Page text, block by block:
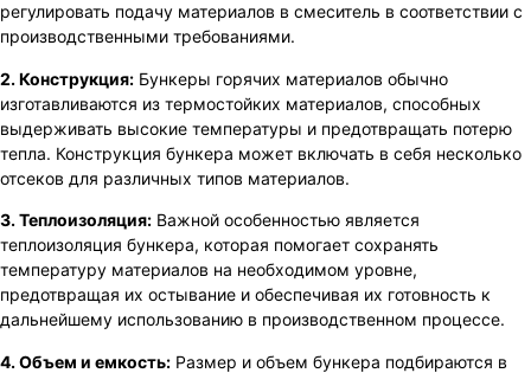
регулировать подачу материалов в смеситель в соответствии с
производственными требованиями.
2. Конструкция: Бункеры горячих материалов обычно
изготавливаются из термостойких материалов, способных
выдерживать высокие температуры и предотвращать потерю
тепла. Конструкция бункера может включать в себя несколько
отсеков для различных типов материалов.
3. Теплоизоляция: Важной особенностью является
теплоизоляция бункера, которая помогает сохранять
температуру материалов на необходимом уровне,
предотвращая их остывание и обеспечивая их готовность к
дальнейшему использованию в производственном процессе.
4. Объем и емкость: Размер и объем бункера подбираются в